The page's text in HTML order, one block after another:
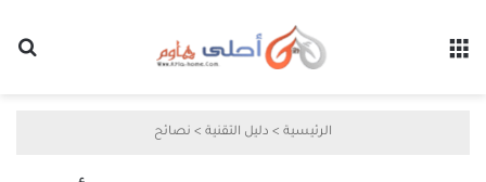
الرئيسية > دليل التقنية > نصائح